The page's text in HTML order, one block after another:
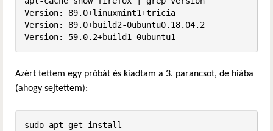
Version: 89.0+linuxmint1+tricia
Version: 89.0+build2-0ubuntu0.18.04.2
Version: 59.0.2+build1-0ubuntu1
Azért tettem egy próbát és kiadtam a 3. parancsot, de hiába
(ahogy sejtettem):
sudo apt-get install